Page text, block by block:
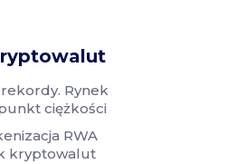
Rynek
ciężkości
RWA
kryptowalut